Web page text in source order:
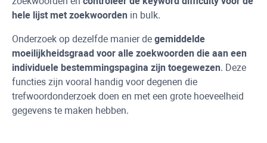
hele lijst met zoekwoorden in bulk.
Onderzoek op dezelfde manier de gemiddelde
moeilijkheidsgraad voor alle zoekwoorden die aan een
individuele bestemmingspagina zijn toegewezen. Deze
functies zijn vooral handig voor degenen die
trefwoordonderzoek doen en met een grote hoeveelheid
gegevens te maken hebben.